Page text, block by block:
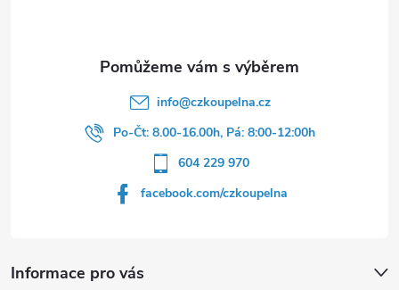
Informace pro vás
info@czkoupelna.cz
Po-Čt: 8.00-16.00h, Pá: 8:00-12:00h
604 229 970
facebook.com/czkoupelna